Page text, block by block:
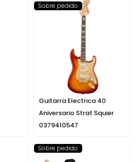
Sobre pedido
Guitarra Electrica 40
Aniversario Strat Squier
0379410547
Sobre pedido